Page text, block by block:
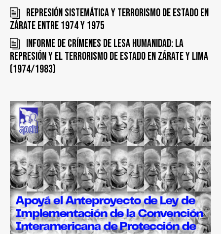
Represión sistemática y terrorismo de estado en
Zárate entre 1974 y 1975
Informe de Crímenes de Lesa Humanidad: la
represión y el terrorismo de Estado en Zárate y Lima
(1974/1983)